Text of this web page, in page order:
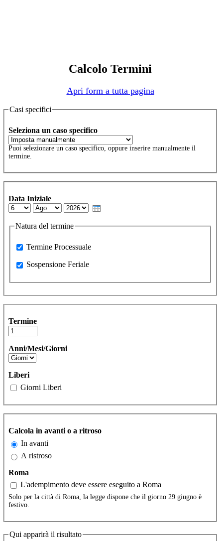
Calcolo Termini
Apri form a tutta pagina
Casi specifici
Seleziona un caso specifico
Puoi selezionare un caso specifico, oppure inserire manualmente il
termine.
Data Iniziale
Day
Month Year
Natura del termine
Processuale
Termine Processuale
Sospensione Feriale
Sospensione Feriale
Termine
Anni/Mesi/Giorni
Liberi
Giorni Liberi
Calcola in avanti o a ritroso
In avanti
A ristroso
Roma
L'adempimento deve essere eseguito a Roma
Solo per la città di Roma, la legge dispone che il giorno 29 giugno è
festivo.
Qui apparirà il risultato